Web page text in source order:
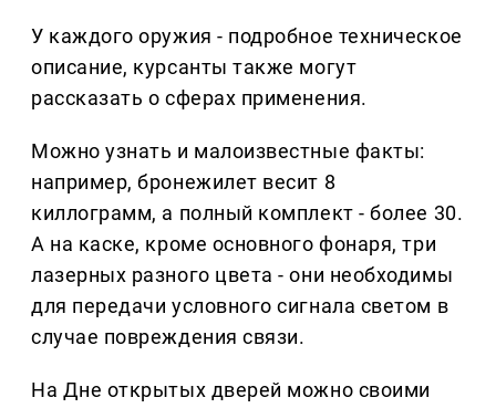
У каждого оружия - подробное техническое
описание, курсанты также могут
рассказать о сферах применения.
Можно узнать и малоизвестные факты:
например, бронежилет весит 8
киллограмм, а полный комплект - более 30.
А на каске, кроме основного фонаря, три
лазерных разного цвета - они необходимы
для передачи условного сигнала светом в
случае повреждения связи.
На Дне открытых дверей можно своими